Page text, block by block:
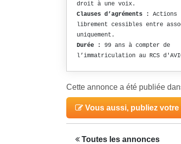
droit à une voix.
Clauses d’agréments :
Actions
librement cessibles entre
uniquement.
Durée :
99 ans à compter de
l’immatriculation au RCS
Cette annonce a été publiée
Vous aussi, publiez
Toutes les annonces